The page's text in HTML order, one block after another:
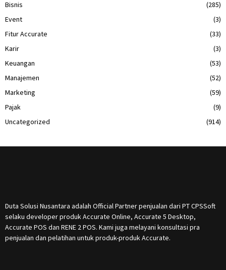
Bisnis
(285)
Event
(3)
Fitur Accurate
(33)
Karir
(3)
Keuangan
(53)
Manajemen
(52)
Marketing
(59)
Pajak
(9)
Uncategorized
(914)
Duta Solusi Nusantara adalah Official Partner penjualan dari PT CPSSoft
selaku developer produk Accurate Online, Accurate 5 Desktop,
Accurate POS dan RENE 2 POS. Kami juga melayani konsultasi pra
penjualan dan pelatihan untuk produk-produk Accurate.